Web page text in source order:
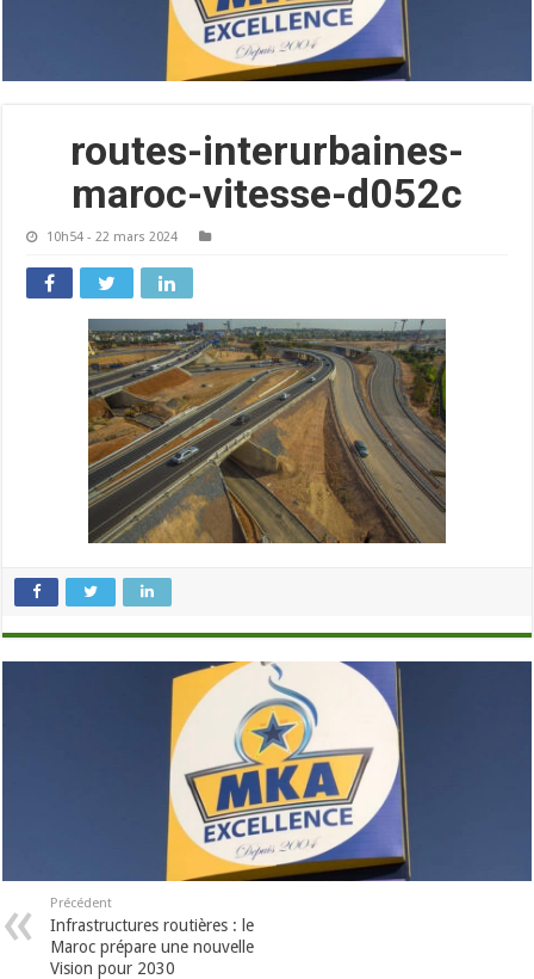
routes-interurbaines-
maroc-vitesse-d052c
10h54 - 22 mars 2024
Précédent
Infrastructures routières : le
Maroc prépare une nouvelle
Vision pour 2030